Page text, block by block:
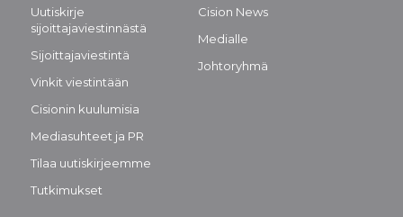
Uutiskirje
sijoittajaviestinnästä
Sijoittajaviestintä
Vinkit viestintään
Cisionin kuulumisia
Mediasuhteet ja PR
Tilaa uutiskirjeemme
Tutkimukset
Cision News
Medialle
Johtoryhmä